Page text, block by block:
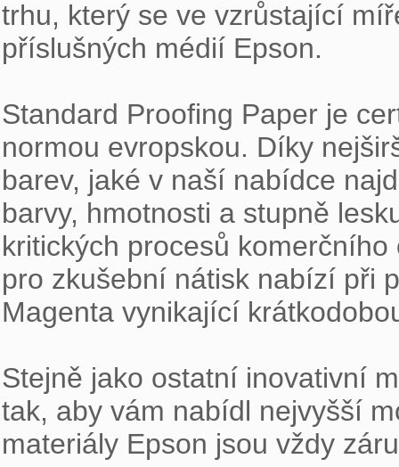
trhu, který se ve vzrůstající
příslušných médií Epson.
Standard Proofing Paper je
normou evropskou. Díky
barev, jaké v naší nabídce
barvy, hmotnosti a stupně
kritických procesů
pro zkušební nátisk nabízí při
Magenta vynikající
Stejně jako ostatní inovativní
tak, aby vám nabídl nejvyšší
materiály Epson jsou vždy